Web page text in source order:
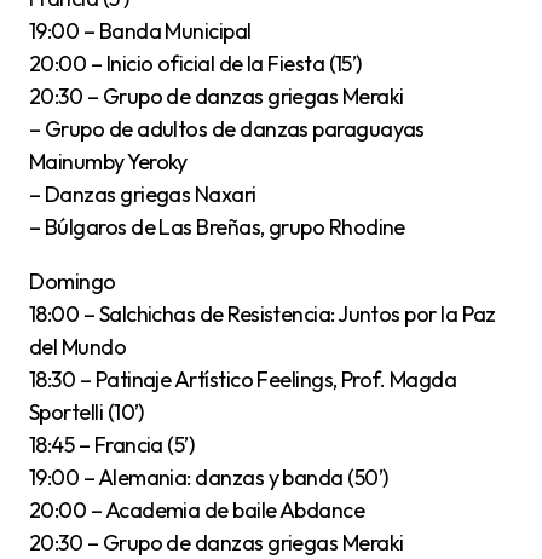
19:00 – Banda Municipal
20:00 – Inicio oficial de la Fiesta (15’)
20:30 – Grupo de danzas griegas Meraki
– Grupo de adultos de danzas paraguayas
Mainumby Yeroky
– Danzas griegas Naxari
– Búlgaros de Las Breñas, grupo Rhodine
Domingo
18:00 – Salchichas de Resistencia: Juntos por la Paz
del Mundo
18:30 – Patinaje Artístico Feelings, Prof. Magda
Sportelli (10’)
18:45 – Francia (5’)
19:00 – Alemania: danzas y banda (50’)
20:00 – Academia de baile Abdance
20:30 – Grupo de danzas griegas Meraki